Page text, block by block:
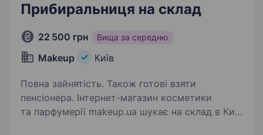
Прибиральниця на склад
22 500 грн Вища за середню
Makeup Київ
Повна зайнятість. Також готові взяти
пенсіонера. Інтернет-магазин косметики
та парфумерії makeup.ua шукає на склад в Київ